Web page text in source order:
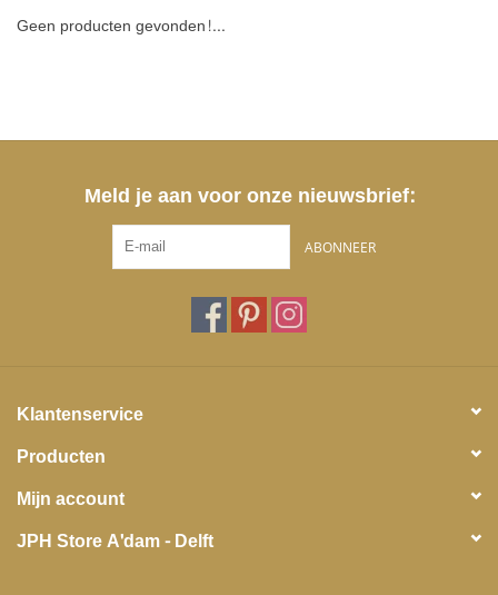
NURSERY / TABLEWARE
Geen producten gevonden!...
Meld je aan voor onze nieuwsbrief:
ABONNEER
Klantenservice
Producten
Mijn account
JPH Store A'dam - Delft